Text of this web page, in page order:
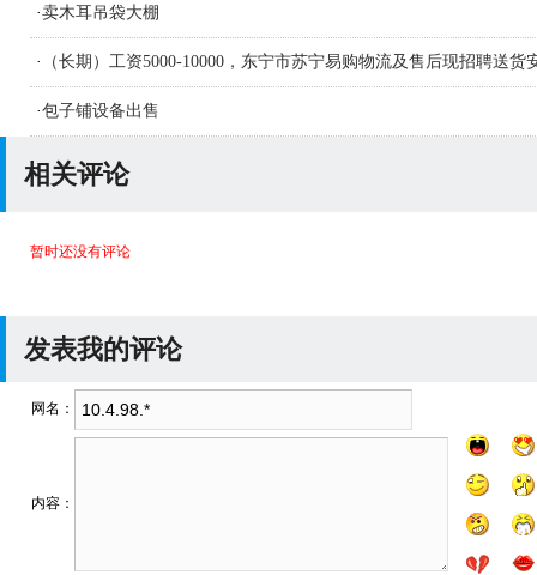
·卖木耳吊袋大棚
·
（长期）工资5000-10000，东宁市苏宁易购物流及售后现招聘送货
人员及学徒若干名
·包子铺设备出售
相关评论
暂时还没有评论
发表我的评论
网名：
内容：